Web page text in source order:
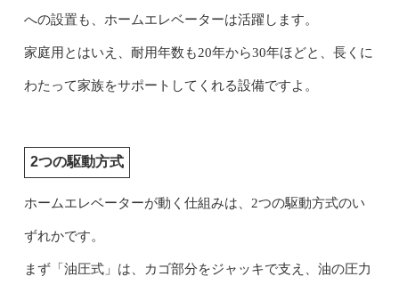
への設置も、ホームエレベーターは活躍します。
家庭用とはいえ、耐用年数も20年から30年ほどと、長くに
わたって家族をサポートしてくれる設備ですよ。
2つの駆動方式
ホームエレベーターが動く仕組みは、2つの駆動方式のい
ずれかです。
まず「油圧式」は、カゴ部分をジャッキで支え、油の圧力